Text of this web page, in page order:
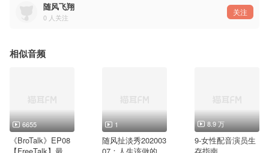
随风飞翔
0 人关注
关注
相似音频
6655
《BroTalk》EP08
1
随风扯淡秀202003
8.9 万
9-女性配音演员生